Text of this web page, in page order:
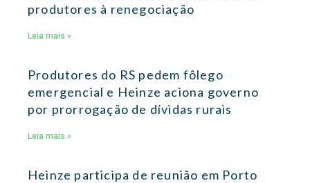
produtores à renegociação
Leia mais »
Produtores do RS pedem fôlego
emergencial e Heinze aciona governo
por prorrogação de dívidas rurais
Leia mais »
Heinze participa de reunião em Porto